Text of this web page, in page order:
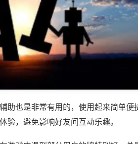
助也是非常有用的，使用起来简单便
验，避免影响好友间互动乐趣。